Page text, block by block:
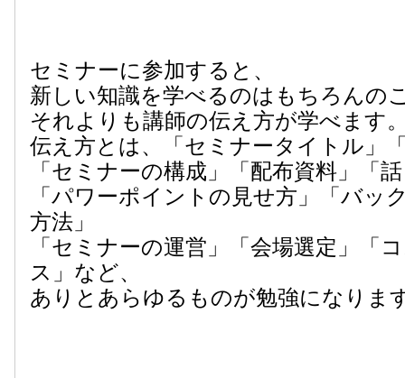
セミナーに参加すると、
新しい知識を学べるのはもちろんの
それよりも講師の伝え方が学べます
伝え方とは、「セミナータイトル」
「セミナーの構成」「配布資料」「
「パワーポイントの見せ方」「バッ
方法」
「セミナーの運営」「会場選定」「
ス」など、
ありとあらゆるものが勉強になりま